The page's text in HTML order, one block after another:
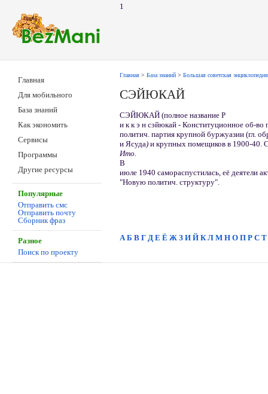
1
Главная
Для мобильного
База знаний
Как экономить
Сервисы
Программы
Другие ресурсы
Популярные
Отправить смс
Отправить почту
Сборник фраз
Разное
Поиск по проекту
Главная > База знаний > Большая советская энциклопедия
СЭЙЮКАЙ
СЭЙЮКАЙ (полное название Р
и к к э н сэйюкай - Конституционное об-во
политич. партия крупной буржуазии (гл.
и Ясуда) и крупных помещиков в 1900-40.
Ито.
В
июле 1940 самораспустилась, её деятели
"Новую политич. структуру".
А Б В Г Д Е Ё Ж З И Й К Л М Н О П Р С Т